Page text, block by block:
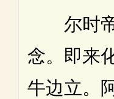
尔时帝
念。即来
牛边立。